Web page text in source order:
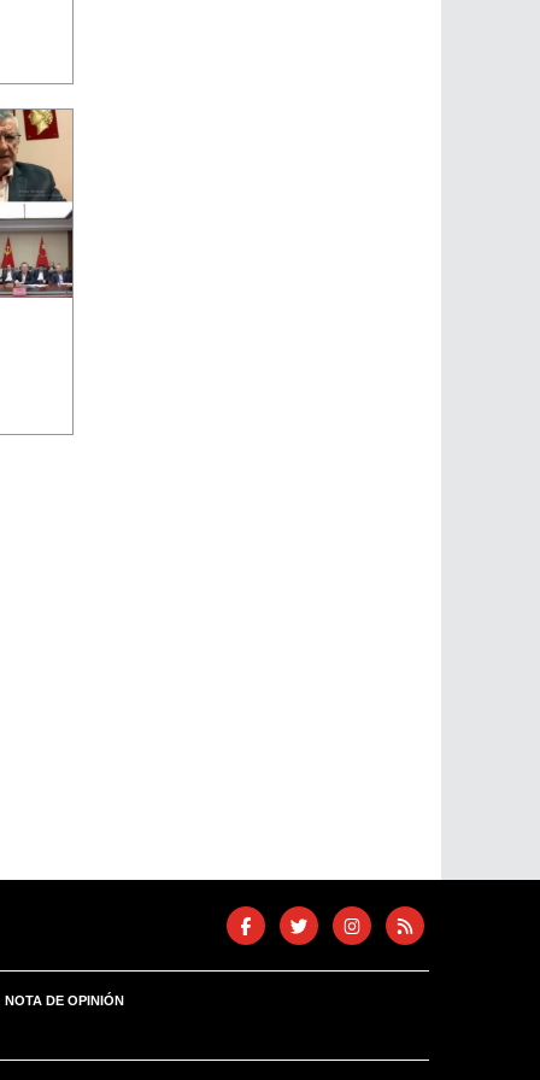
NOTA DE OPINIÓN